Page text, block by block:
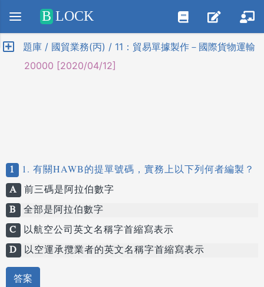
Positive SSL
B LOCK
題庫 / 國貿業務(丙) / 11：貿易單據製作－國際貨物運輸
20000 [2020/04/12]
1
1. 有關HAWB的提單號碼，實務上以下列何者編製？
A 前三碼是阿拉伯數字
B 全部是阿拉伯數字
C 以航空公司英文名稱字首縮寫表示
D 以空運承攬業者的英文名稱字首縮寫表示
答案